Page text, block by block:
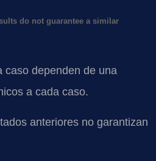
do not guarantee a similar
caso dependen de una
a cada caso.
anteriores no garantizan